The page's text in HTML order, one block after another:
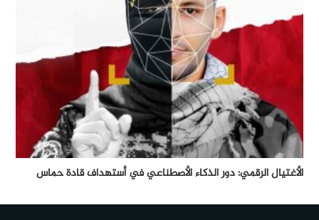
الأغتيال الرقمي: دور الذكاء الأصطناعي في أستهداف قادة حماس